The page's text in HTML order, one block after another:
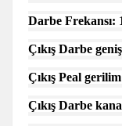
Darbe Frekansı:
Çıkış Darbe
Çıkış Peal
Çıkış Darbe